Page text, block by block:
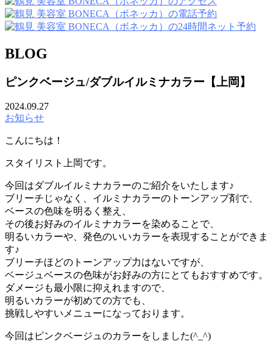
BLOG
ピンクベージュ/ダブルイルミナカラー【上岡】
2024.09.27
お知らせ
こんにちは！
スタイリスト上岡です。
今回はダブルイルミナカラーのご紹介をいたします♪
ブリーチじゃなく、イルミナカラーのトーンアップ剤で、
ベースの色味を明るく整え、
その後お好みのイルミナカラーを染めることで、
明るいカラーや、発色のいいカラーを表現することができま
す♪
ブリーチほどのトーンアップ力はないですが、
ベージュベースの色味がお好みの方にとてもおすすめです。
ダメージも最小限に抑えれますので、
明るいカラーが初めての方でも、
挑戦しやすいメニューになっております。
今回はピンクベージュのカラーをしました(^_^)